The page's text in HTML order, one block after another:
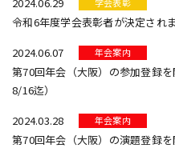
令和6年度学会表彰者が決定され
2024.06.07
年会案内
第70回年会（大阪）の参加登録
8/16迄）
2024.03.28
年会案内
第70回年会（大阪）の演題登録